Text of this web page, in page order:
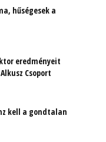
hűségesek a
eredményeit
Csoport
kell a gondtalan